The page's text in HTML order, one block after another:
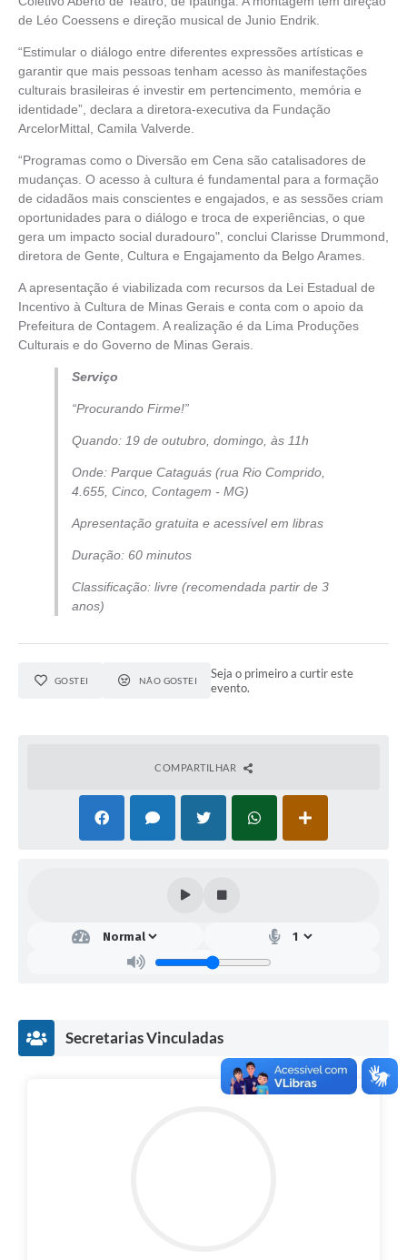
de Léo Coessens e direção musical de Junio Endrik.
“Estimular o diálogo entre diferentes expressões artísticas e
garantir que mais pessoas tenham acesso às manifestações
culturais brasileiras é investir em pertencimento, memória e
identidade”, declara a diretora-executiva da Fundação
ArcelorMittal, Camila Valverde.
“Programas como o Diversão em Cena são catalisadores de
mudanças. O acesso à cultura é fundamental para a formação
de cidadãos mais conscientes e engajados, e as sessões criam
oportunidades para o diálogo e troca de experiências, o que
gera um impacto social duradouro", conclui Clarisse Drummond,
diretora de Gente, Cultura e Engajamento da Belgo Arames.
A apresentação é viabilizada com recursos da Lei Estadual de
Incentivo à Cultura de Minas Gerais e conta com o apoio da
Prefeitura de Contagem. A realização é da Lima Produções
Culturais e do Governo de Minas Gerais.
Serviço
“Procurando Firme!”
Quando: 19 de outubro, domingo, às 11h
Onde: Parque Cataguás (rua Rio Comprido,
4.655, Cinco, Contagem - MG)
Apresentação gratuita e acessível em libras
Duração: 60 minutos
Classificação: livre (recomendada partir de 3
anos)
GOSTEI NÃO GOSTEI
Seja o primeiro a curtir este
evento.
COMPARTILHAR
Secretarias Vinculadas